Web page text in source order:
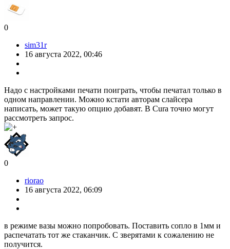
0
sim31r
16 августа 2022, 00:46
Надо с настройками печати поиграть, чтобы печатал только в
одном направлении. Можно кстати авторам слайсера
написать, может такую опцию добавят. В Cura точно могут
рассмотреть запрос.
0
riorao
16 августа 2022, 06:09
в режиме вазы можно попробовать. Поставить сопло в 1мм и
распечатать тот же стаканчик. С зверятами к сожалению не
получится.